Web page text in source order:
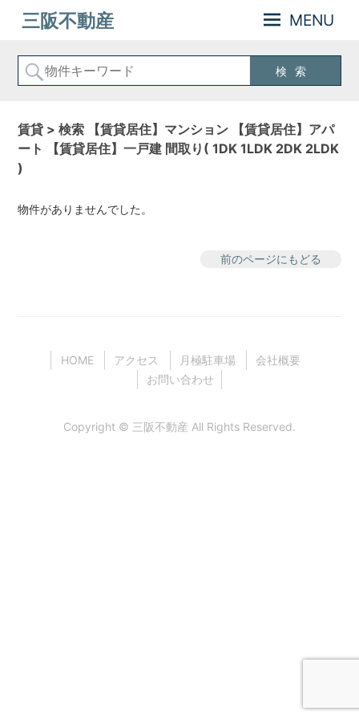
三阪不動産 MENU
賃貸 > 検索 【賃貸居住】マンション 【賃貸居住】アパ
ート 【賃貸居住】一戸建 間取り( 1DK 1LDK 2DK 2LDK
)
物件がありませんでした。
前のページにもどる
HOME アクセス 月極駐車場
会社概要
お問い合わせ
Copyright © 三阪不動産 All Rights Reserved.